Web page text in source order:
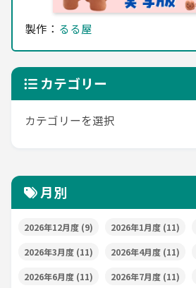
製作： るる屋
カテゴリー
月別
2026年12月度 (9) 2026年1月度 (11)
2026年3月度 (11) 2026年4月度 (11)
2026年6月度 (11) 2026年7月度 (11)